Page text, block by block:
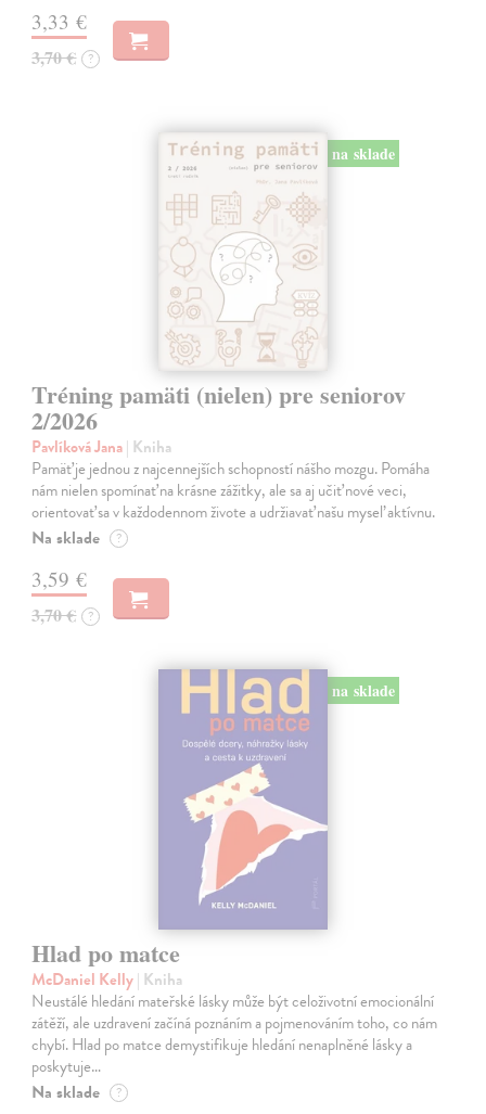
3,33 €
3,70 € ?
na sklade
Tréning pamäti (nielen) pre seniorov
2/2026
Pavlíková Jana| Kniha
Pamäť je jednou z najcennejších schopností nášho mozgu. Pomáha
nám nielen spomínať na krásne zážitky, ale sa aj učiť nové veci,
orientovať sa v každodennom živote a udržiavať našu myseľ aktívnu.
Na sklade ?
3,59 €
3,70 € ?
na sklade
Hlad po matce
McDaniel Kelly| Kniha
Neustálé hledání mateřské lásky může být celoživotní emocionální
zátěží, ale uzdravení začíná poznáním a pojmenováním toho, co nám
chybí. Hlad po matce demystifikuje hledání nenaplněné lásky a
poskytuje…
Na sklade ?